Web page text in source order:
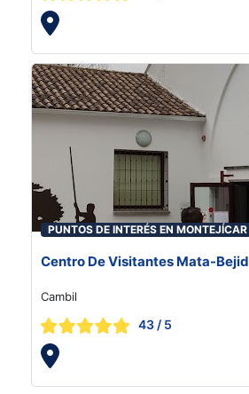
PUNTOS DE INTERÉS EN MONTEJÍCAR
Centro De Visitantes Mata-Bejid
Cambil
43 / 5